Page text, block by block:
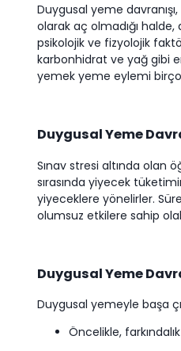
Duygusal yeme
olarak aç olmadığı
psikolojik ve fizyolojik
karbonhidrat ve yağ gibi
yemek yeme eylemi
Duygusal Yeme
Sınav stresi altında olan
sırasında yiyecek
yiyeceklere yönelirler.
olumsuz etkilere sahip
Duygusal Yeme
Duygusal yemeyle başa
Öncelikle,